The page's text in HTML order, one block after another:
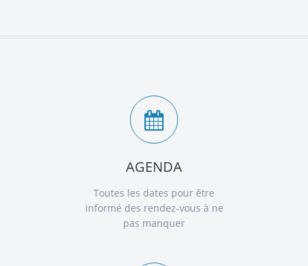
AGENDA
Toutes les dates pour être
informé des rendez-vous à ne
pas manquer